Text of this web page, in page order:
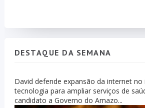
DESTAQUE DA SEMANA
David defende expansão da internet
tecnologia para ampliar serviços de
candidato a Governo do Amazo...